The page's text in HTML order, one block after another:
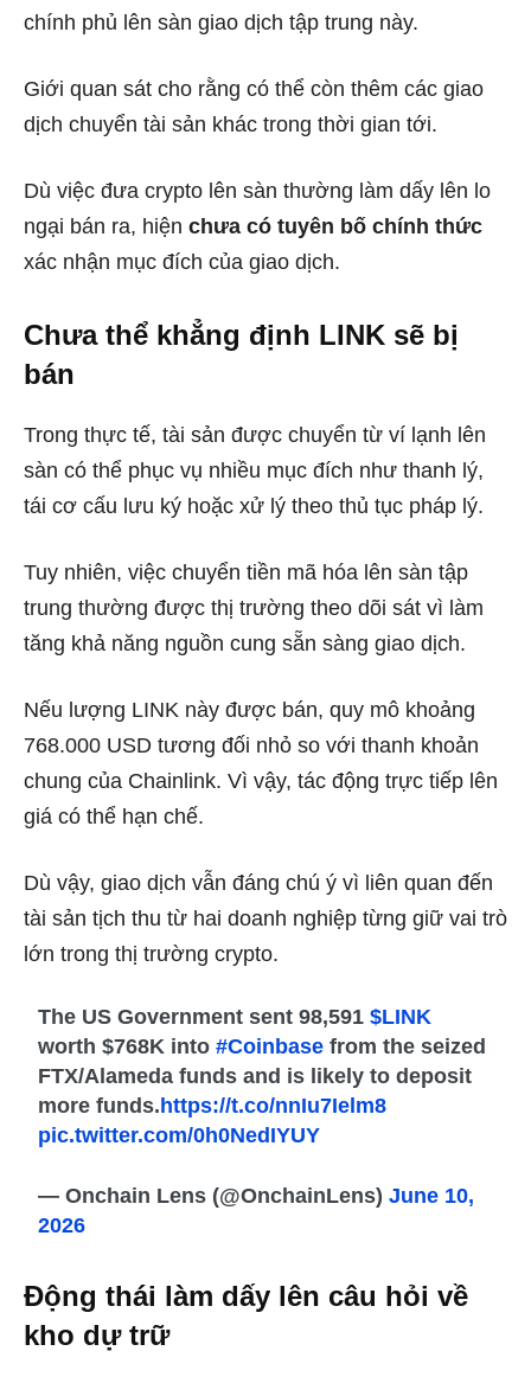
chính phủ lên sàn giao dịch tập trung này.
Giới quan sát cho rằng có thể còn thêm các giao
dịch chuyển tài sản khác trong thời gian tới.
Dù việc đưa crypto lên sàn thường làm dấy lên lo
ngại bán ra, hiện chưa có tuyên bố chính thức
xác nhận mục đích của giao dịch.
Chưa thể khẳng định LINK sẽ bị
bán
Trong thực tế, tài sản được chuyển từ ví lạnh lên
sàn có thể phục vụ nhiều mục đích như thanh lý,
tái cơ cấu lưu ký hoặc xử lý theo thủ tục pháp lý.
Tuy nhiên, việc chuyển tiền mã hóa lên sàn tập
trung thường được thị trường theo dõi sát vì làm
tăng khả năng nguồn cung sẵn sàng giao dịch.
Nếu lượng LINK này được bán, quy mô khoảng
768.000 USD tương đối nhỏ so với thanh khoản
chung của Chainlink. Vì vậy, tác động trực tiếp lên
giá có thể hạn chế.
Dù vậy, giao dịch vẫn đáng chú ý vì liên quan đến
tài sản tịch thu từ hai doanh nghiệp từng giữ vai trò
lớn trong thị trường crypto.
The US Government sent 98,591$LINK
worth $768K into#Coinbase from the seized
FTX/Alameda funds and is likely to deposit
more funds.https://t.co/nnIu7Ielm8
pic.twitter.com/0h0NedIYUY
— Onchain Lens (@OnchainLens)June 10,
2026
Động thái làm dấy lên câu hỏi về
kho dự trữ